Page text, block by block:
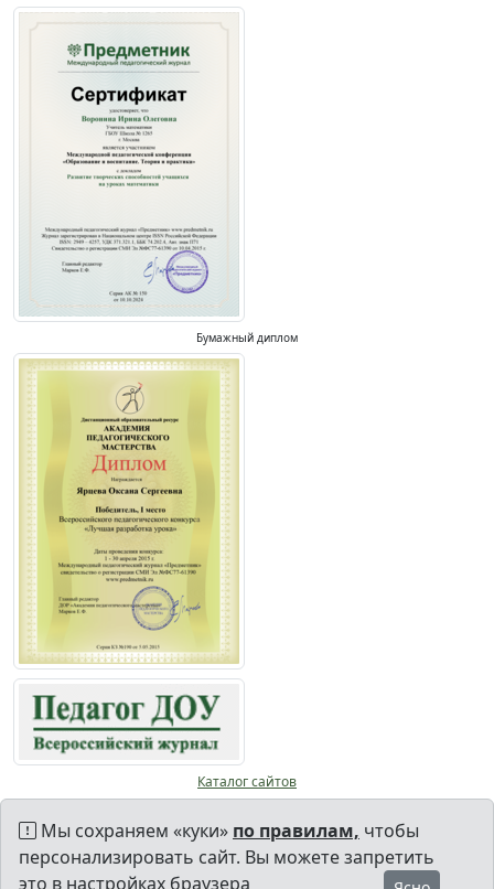
Бумажный диплом
Каталог сайтов
Мы сохраняем «куки» по правилам, чтобы
персонализировать сайт. Вы можете запретить
это в настройках браузера